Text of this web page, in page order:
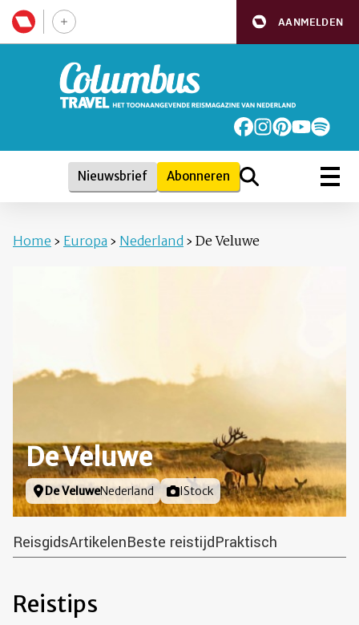
AANMELDEN
Nieuwsbrief Abonneren
Home › Europa › Nederland › De Veluwe
De Veluwe
Locatie
De VeluweNederland Foto door
IStock
ReisgidsArtikelenBeste reistijdPraktisch
Reistips